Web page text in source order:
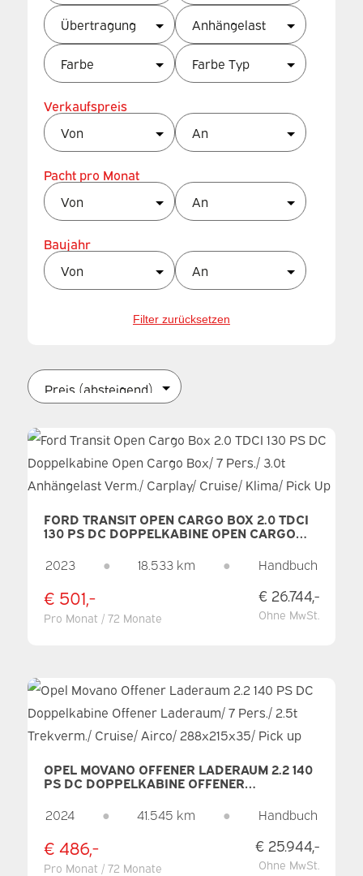
Verkaufspreis
Pacht pro Monat
Baujahr
Filter zurücksetzen
FORD TRANSIT OPEN CARGO BOX 2.0 TDCI
130 PS DC DOPPELKABINE OPEN CARGO
CARPLAY/ CRUISE/ KLIMA/ PICK UP
2023 ● 18.533 km ● Handbuch
€ 501,-
Pro Monat / 72 Monate
€ 26.744,-
Ohne MwSt.
OPEL MOVANO OFFENER LADERAUM 2.2 140
PS DC DOPPELKABINE OFFENER
CRUISE/ AIRCO/ 288X215X35/ PICK UP
2024 ● 41.545 km ● Handbuch
€ 486,-
Pro Monat / 72 Monate
€ 25.944,-
Ohne MwSt.